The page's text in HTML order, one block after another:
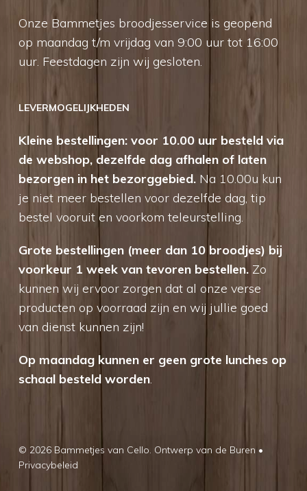
Onze Bammetjes broodjesservice is geopend
op maandag t/m vrijdag van 9:00 uur tot 16:00
uur. Feestdagen zijn wij gesloten.
LEVERMOGELIJKHEDEN
Kleine bestellingen: voor 10.00 uur besteld via
de webshop, dezelfde dag afhalen of laten
bezorgen in het bezorggebied.Na 10.00u kun
je niet meer bestellen voor dezelfde dag, tip
bestel vooruit en voorkom teleurstelling.
Grote bestellingen (meer dan 10 broodjes) bij
voorkeur 1 week van tevoren bestellen.Zo
kunnen wij ervoor zorgen dat al onze verse
producten op voorraad zijn en wij jullie goed
van dienst kunnen zijn!
Op maandag kunnen er geen grote lunches op
schaal besteld worden.
© 2026 Bammetjes van Cello. Ontwerp van de Buren •
Privacybeleid